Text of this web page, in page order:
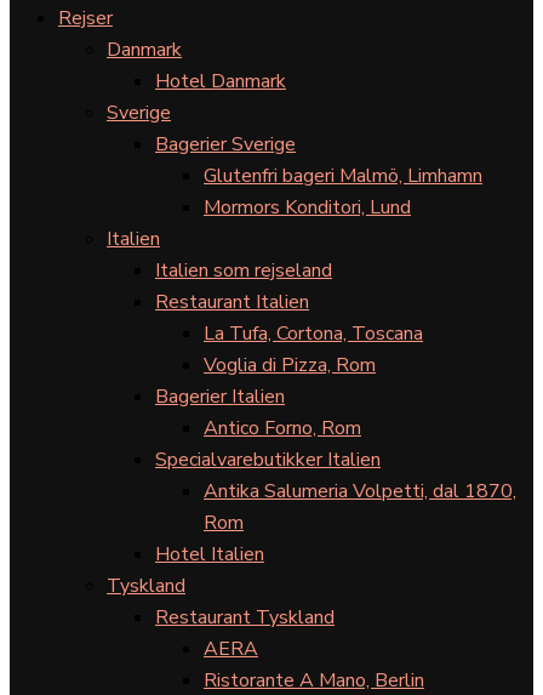
Rejser
Danmark
Hotel Danmark
Sverige
Bagerier Sverige
Glutenfri bageri Malmö, Limhamn
Mormors Konditori, Lund
Italien
Italien som rejseland
Restaurant Italien
La Tufa, Cortona, Toscana
Voglia di Pizza, Rom
Bagerier Italien
Antico Forno, Rom
Specialvarebutikker Italien
Antika Salumeria Volpetti, dal 1870,
Rom
Hotel Italien
Tyskland
Restaurant Tyskland
AERA
Ristorante A Mano, Berlin